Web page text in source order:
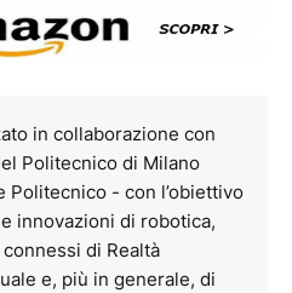
in collaborazione con
Politecnico di Milano
Politecnico - con l’obiettivo
innovazioni di robotica,
di Realtà
e, più in generale, di